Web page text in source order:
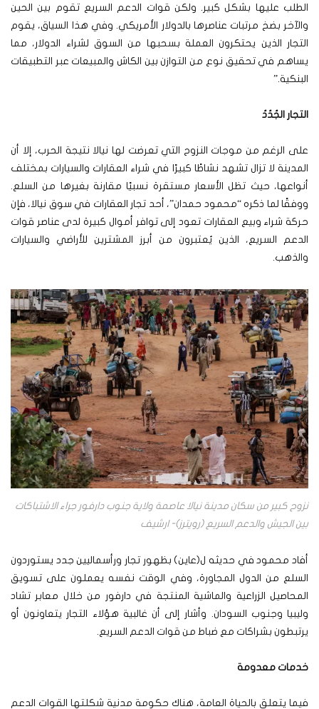
الطلب عليها بشكل كبير. ولكن قوات الدعم السريع تقوم بين الحين
والآخر بضخ مرتبات عناصرها بالدولار الأمريكي. وفي هذا السياق، يقوم
التجار الذين يحتكرون العملة بسحبها من السوق لشراء الدولار، مما
يساهم في تحقيق نوع من التوازن بين الكاش والمبيعات عبر التطبيقات
البنكية.”
التجار الجُدُدُ
على الرغم من موجات النزوح التي تعرضت لها نيالا نتيجة الحرب، إلا أن
المدينة لا تزال تشهد نشاطًا كبيرًا في شراء العقارات والسيارات بمختلف
أنواعها، حيث تظل الأسعار مستقرة نسبيًا مقارنة بغيرها من السلع.
ووفقًا لما ذكره “محمود حمدان”، أحد تجار العقارات في سوق نيالا، فإن
حركة شراء وبيع العقارات تعود إلى توافر أموال كبيرة لدى عناصر قوات
الدعم السريع، الذين يُعتبرون من أبرز المشترين للأراضي والسيارات
والذهب.
نزوح كبير من سكان مدينة نيالا عاصمة ولاية جنوب دارفور جراء الاشتباكات
بين الجيش والدعم السريع (رويترز)- ارشيف
أفاد محمود في حديثه ل(عاين) بظهور تجار ورأسماليين جدد يستوردون
السلع من الدول المجاورة، وفي الوقت نفسه يعملون على تسويق
المحاصيل الزراعية والماشية المنتجة في دارفور من خلال معابر تشاد
وليبيا وجنوب السودان. وأشار إلى أن غالبية هؤلاء التجار يتعاونون أو
يرتبطون بشراكات مع ضباط من قوات الدعم السريع.
خدمات معدومة
فيما يتعلق بالحياة العامة، هناك حكومة مدنية شكلتها القوات الدعم